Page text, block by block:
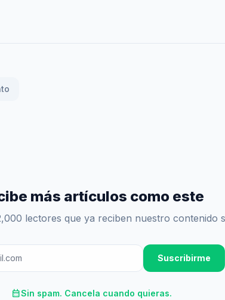
más artículos como este
lectores que ya reciben nuestro contenido
Suscribirme
calendar_monthSin spam. Cancela cuando quieras.